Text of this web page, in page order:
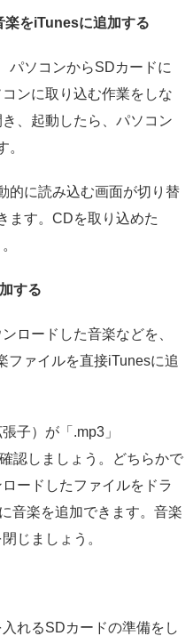
をiTunesに追加する
パソコンからSDカードに
ンに取り込む作業をしな
、起動したら、パソコン
。
的に読み込む画面が切り替
ます。CDを取り込めた
する
ロードした音楽などを、
ファイルを直接iTunesに追
子）が「.mp3」
認しましょう。どちらかで
ードしたファイルをドラ
音楽を追加できます。音楽
じましょう。
れるSDカードの準備をし